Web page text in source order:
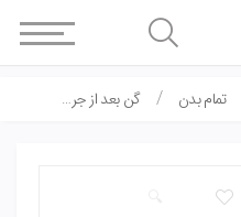
تمام بدن گن بعد از جراحی بالای زانو مردانه LC-540 اینوُ invo